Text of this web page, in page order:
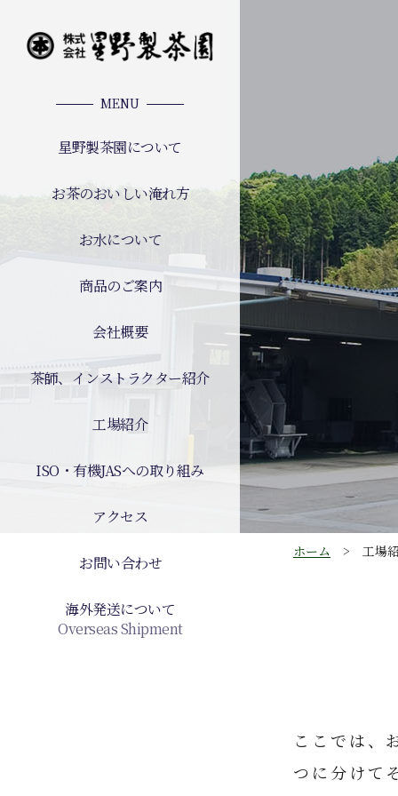
MENU
星野製茶園について
お茶のおいしい淹れ方
お水について
商品のご案内
会社概要
茶師、インストラクター紹介
工場紹介
ISO・有機JASへの取り組み
アクセス
お問い合わせ
海外発送について
Overseas Shipment
ホーム 工場
ここでは、
つに分けて